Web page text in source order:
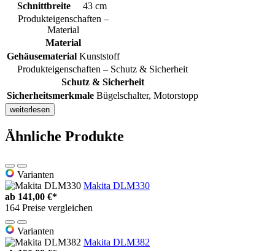
Schnittbreite
43 cm
Produkteigenschaften –
Material
Material
Gehäusematerial Kunststoff
Produkteigenschaften – Schutz & Sicherheit
Schutz & Sicherheit
Sicherheitsmerkmale Bügelschalter, Motorstopp
weiterlesen
Ähnliche Produkte
Varianten
Makita DLM330
ab 141,00 €*
164 Preise vergleichen
Varianten
Makita DLM382